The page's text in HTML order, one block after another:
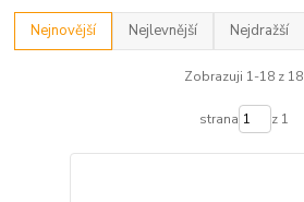
Nejnovější Nejlevnější Nejdražší
Zobrazuji 1-18 z 18
strana z 1